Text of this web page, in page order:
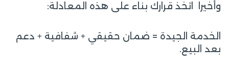
وأخيرا اتخذ قرارك بناء على هذه المعادلة:
الخدمة الجيدة = ضمان حقيقي + شفافية + دعم
بعد البيع.